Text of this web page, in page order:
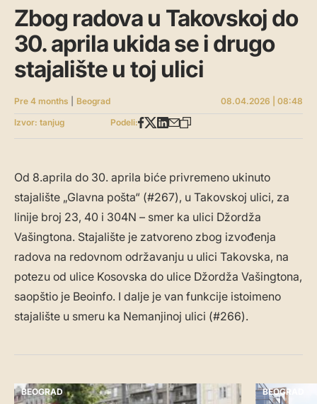
Zbog radova u Takovskoj do
30. aprila ukida se i drugo
stajalište u toj ulici
Pre 4 months Beograd
08.04.2026 | 08:48
Izvor: tanjug
Podeli:
Od 8.aprila do 30. aprila biće privremeno ukinuto
stajalište „Glavna pošta“ (#267), u Takovskoj ulici, za
linije broj 23, 40 i 304N – smer ka ulici Džordža
Vašingtona. Stajalište je zatvoreno zbog izvođenja
radova na redovnom održavanju u ulici Takovska, na
potezu od ulice Kosovska do ulice Džordža Vašingtona,
saopštio je Beoinfo. I dalje je van funkcije istoimeno
stajalište u smeru ka Nemanjinoj ulici (#266).
BEOGRAD BEOGRAD